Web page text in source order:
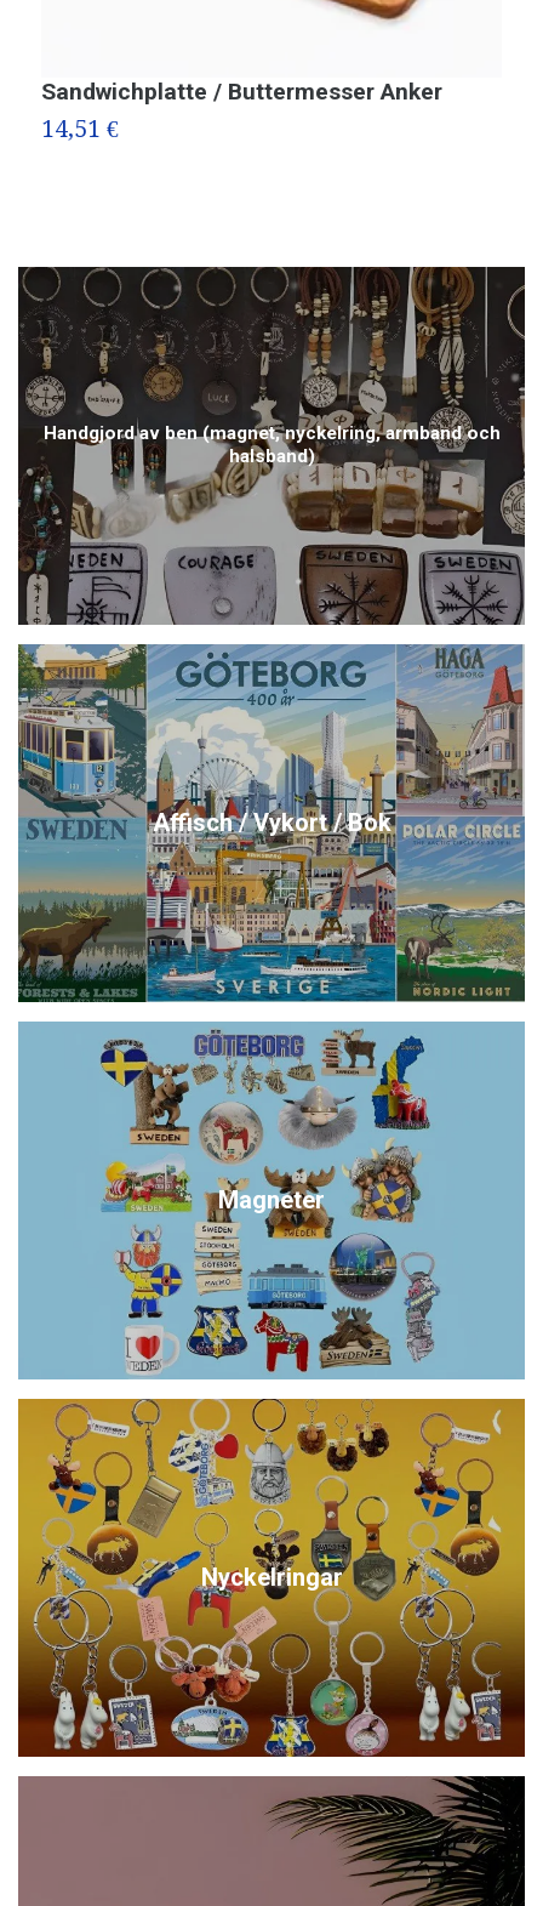
Handgjord av ben (magnet, nyckelring, armband och
halsband)
Affisch / Vykort / Bok
Magneter
Nyckelringar
Sandwichplatte / Buttermesser Anker
14,51 €